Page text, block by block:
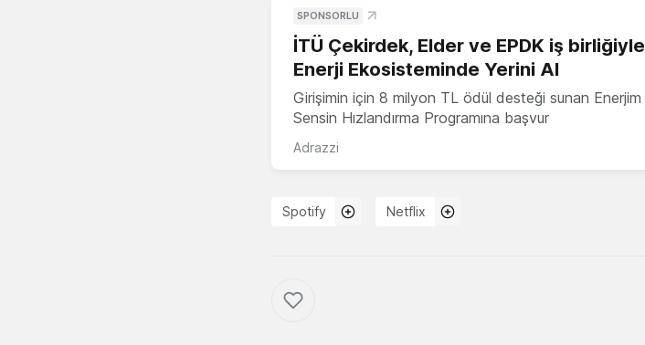
SPONSORLU
İTÜ Çekirdek, Elder ve EPDK iş birliğiyle
Enerji Ekosisteminde Yerini Al
Girişimin için 8 milyon TL ödül desteği sunan Enerjim
Sensin Hızlandırma Programına başvur
Adrazzi
Spotify Netflix